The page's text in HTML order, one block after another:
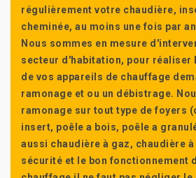
régulièrement votre chaudière,
cheminée, au moins une fois par
Nous sommes en mesure
secteur d'habitation, pour réaliser
de vos appareils de chauffage
ramonage et ou un débistrage.
ramonage sur tout type de foyers
insert, poêle a bois, poêle a
aussi chaudière à gaz, chaudière
sécurité et le bon fonctionnement